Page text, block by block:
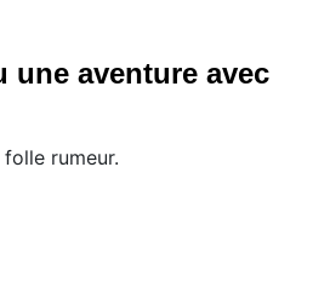
une aventure avec
rumeur.